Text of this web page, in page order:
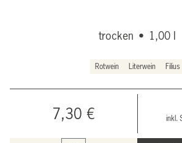
trocken • 1,00 l
Rotwein Literwein Filius
7,30 €
inkl.